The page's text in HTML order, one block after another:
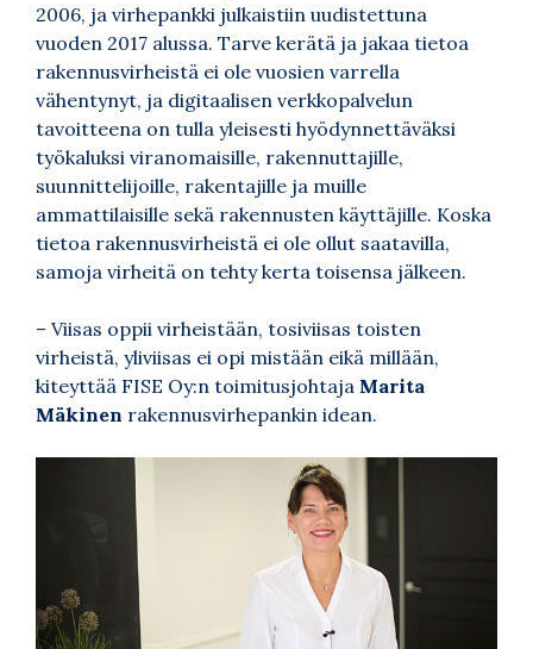
2006, ja virhepankki julkaistiin uudistettuna
vuoden 2017 alussa. Tarve kerätä ja jakaa tietoa
rakennusvirheistä ei ole vuosien varrella
vähentynyt, ja digitaalisen verkkopalvelun
tavoitteena on tulla yleisesti hyödynnettäväksi
työkaluksi viranomaisille, rakennuttajille,
suunnittelijoille, rakentajille ja muille
ammattilaisille sekä rakennusten käyttäjille. Koska
tietoa rakennusvirheistä ei ole ollut saatavilla,
samoja virheitä on tehty kerta toisensa jälkeen.
– Viisas oppii virheistään, tosiviisas toisten
virheistä, yliviisas ei opi mistään eikä millään,
kiteyttää FISE Oy:n toimitusjohtaja Marita
Mäkinen rakennusvirhepankin idean.